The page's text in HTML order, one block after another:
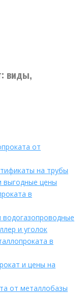
виды,
от
на трубы
выгодные цены
в
водогазопроводные
и уголок
в
и цены на
от металлобазы